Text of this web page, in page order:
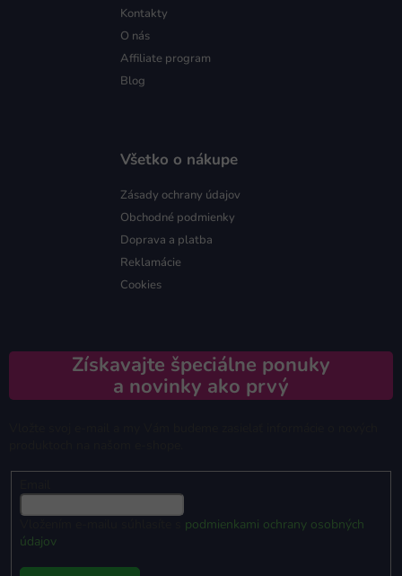
Kontakty
O nás
Affiliate program
Blog
Všetko o nákupe
Zásady ochrany údajov
Obchodné podmienky
Doprava a platba
Reklamácie
Cookies
Získavajte špeciálne ponuky
a novinky ako prvý
podmienkami ochrany osobných
údajov